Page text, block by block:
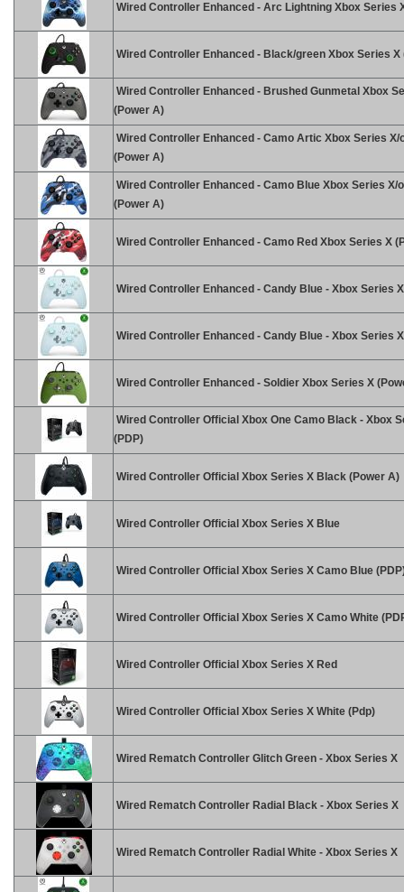
Wired Controller Enhanced - Arc Lightning Xbox Series
Wired Controller Enhanced - Black/green Xbox Series X
Wired Controller Enhanced - Brushed Gunmetal Xbox
(Power A)
Wired Controller Enhanced - Camo Artic Xbox Series X/
(Power A)
Wired Controller Enhanced - Camo Blue Xbox Series X/
(Power A)
Wired Controller Enhanced - Camo Red Xbox Series X
Wired Controller Enhanced - Candy Blue - Xbox Series
Wired Controller Enhanced - Candy Blue - Xbox Series
Wired Controller Enhanced - Soldier Xbox Series X
Wired Controller Official Xbox One Camo Black - Xbox
(PDP)
Wired Controller Official Xbox Series X Black (Power A)
Wired Controller Official Xbox Series X Blue
Wired Controller Official Xbox Series X Camo Blue
Wired Controller Official Xbox Series X Camo White
Wired Controller Official Xbox Series X Red
Wired Controller Official Xbox Series X White (Pdp)
Wired Rematch Controller Glitch Green - Xbox Series X
Wired Rematch Controller Radial Black - Xbox Series X
Wired Rematch Controller Radial White - Xbox Series X